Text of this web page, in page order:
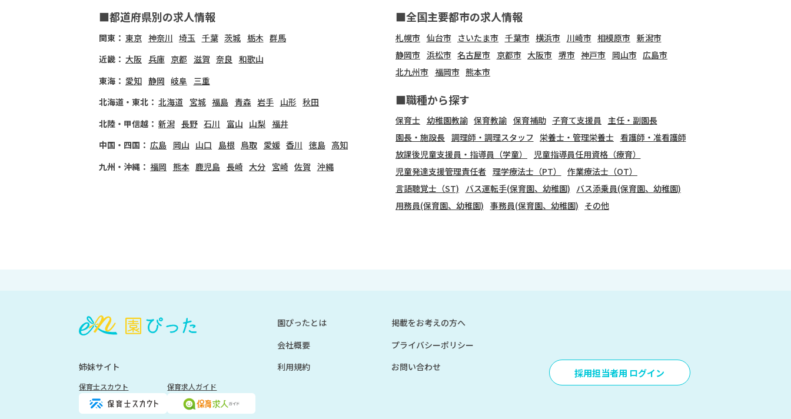
■都道府県別の求人情報
関東： 東京 神奈川 埼玉 千葉 茨城 栃木 群馬
近畿： 大阪 兵庫 京都 滋賀 奈良 和歌山
東海： 愛知 静岡 岐阜
三重
北海道・東北： 北海道 宮城 福島 青森 岩手 山形 秋田
北陸・甲信越： 新潟 長野 石川 富山 山梨 福井
中国・四国： 広島 岡山 山口 島根 鳥取 愛媛 香川 徳島 高知
九州・沖縄： 福岡 熊本 鹿児島 長崎 大分 宮崎 佐賀 沖縄
■全国主要都市の求人情報
札幌市 仙台市 さいたま市 千葉市 横浜市 川崎市 相模原市 新潟市
静岡市 浜松市 名古屋市 京都市 大阪市 堺市 神戸市 岡山市 広島市
北九州市 福岡市 熊本市
■職種から探す
保育士 幼稚園教諭 保育教諭 保育補助 子育て支援員
主任・副園長
園長・施設長 調理師・調理スタッフ 栄養士・管理栄養士 看護師・准看護師
放課後児童支援員・指導員（学童）
児童指導員任用資格（療育）
児童発達支援管理責任者 理学療法士（PT）
作業療法士（OT）
言語聴覚士（ST)
バス運転手(保育園、幼稚園) バス添乗員(保育園、幼稚園)
用務員(保育園、幼稚園) 事務員(保育園、幼稚園) その他
姉妹サイト
保育士スカウト 保育求人ガイド
園ぴったとは
掲載をお考えの方へ
会社概要
プライバシーポリシー
利用規約
お問い合わせ 採用担当者用 ログイン